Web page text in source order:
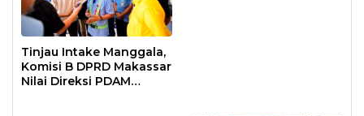
Tinjau Intake Manggala,
Komisi B DPRD Makassar
Nilai Direksi PDAM